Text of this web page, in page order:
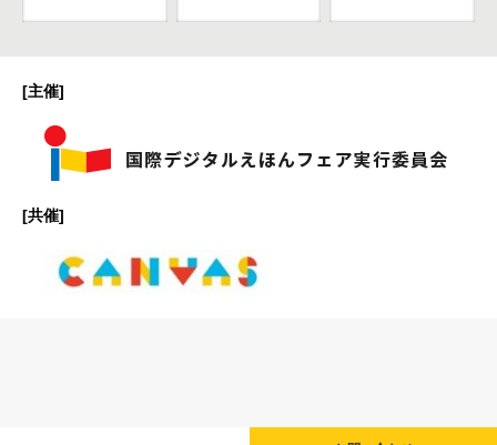
[主催]
[共催]